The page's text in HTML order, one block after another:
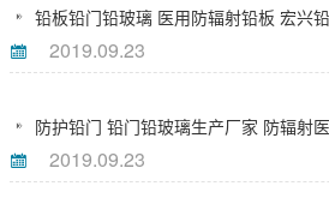
铅板铅门铅玻璃 医用防辐射铅板 宏兴
2019.09.23
防护铅门 铅门铅玻璃生产厂家 防辐射
2019.09.23